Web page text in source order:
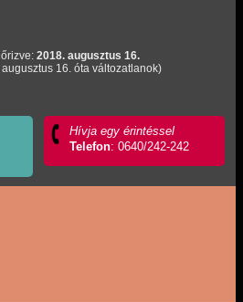
2018. augusztus 16.
16. óta változatlanok)
Hívja egy érintéssel
Telefon: 0640/242-242